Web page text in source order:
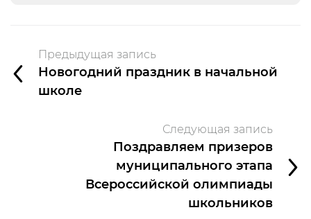
Предыдущая запись
Новогодний праздник в начальной
школе
Следующая запись
Поздравляем призеров
муниципального этапа
Всероссийской олимпиады
школьников